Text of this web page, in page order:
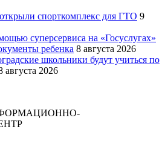
спорткомплекс для ГТО 9
суперсервиса на «Госуслугах»
ребенка 8 августа 2026
школьники будут учиться по
августа 2026